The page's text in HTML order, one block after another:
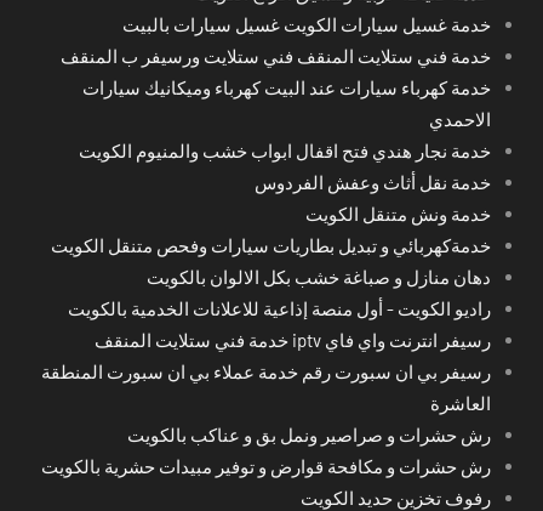
خدمة غسيل سيارات الكويت غسيل سيارات بالبيت
خدمة فني ستلايت المنقف فني ستلايت ورسيفر ب المنقف
خدمة كهرباء سيارات عند البيت كهرباء وميكانيك سيارات
الاحمدي
خدمة نجار هندي فتح اقفال ابواب خشب والمنيوم الكويت
خدمة نقل أثاث وعفش الفردوس
خدمة ونش متنقل الكويت
خدمةكهربائي و تبديل بطاريات سيارات وفحص متنقل الكويت
دهان منازل و صباغة خشب بكل الالوان بالكويت
راديو الكويت - أول منصة إذاعية للاعلانات الخدمية بالكويت
رسيفر انترنت واي فاي iptv خدمة فني ستلايت المنقف
رسيفر بي ان سبورت رقم خدمة عملاء بي ان سبورت المنطقة
العاشرة
رش حشرات و صراصير ونمل بق و عناكب بالكويت
رش حشرات و مكافحة قوارض و توفير مبيدات حشرية بالكويت
رفوف تخزين حديد الكويت